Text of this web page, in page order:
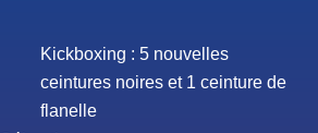
Kickboxing : 5 nouvelles
ceintures noires et 1 ceinture de
flanelle